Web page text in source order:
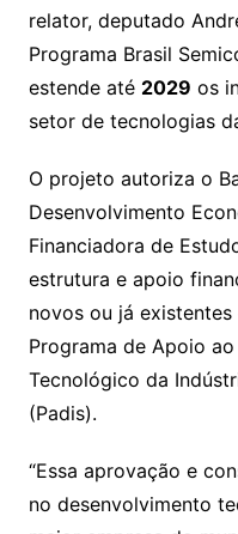
relator, deputado
Programa Brasil
estende até 2029 os
setor de tecnologias
O projeto autoriza o
Desenvolvimento
Financiadora de
estrutura e apoio
novos ou já
Programa de Apoio
Tecnológico da
(Padis).
“Essa aprovação e
no desenvolvimento